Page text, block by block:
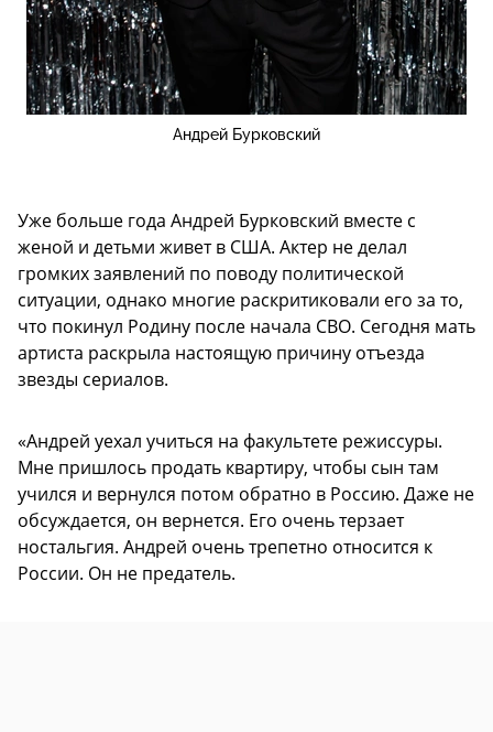
Андрей Бурковский
Уже больше года Андрей Бурковский вместе с
женой и детьми живет в США. Актер не делал
громких заявлений по поводу политической
ситуации, однако многие раскритиковали его за то,
что покинул Родину после начала СВО. Сегодня мать
артиста раскрыла настоящую причину отъезда
звезды сериалов.
«Андрей уехал учиться на факультете режиссуры.
Мне пришлось продать квартиру, чтобы сын там
учился и вернулся потом обратно в Россию. Даже не
обсуждается, он вернется. Его очень терзает
ностальгия. Андрей очень трепетно относится к
России. Он не предатель.